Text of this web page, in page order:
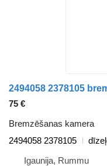
75 €
Bremzēšanas kamera
2494058 2378105
Igaunija, Rummu